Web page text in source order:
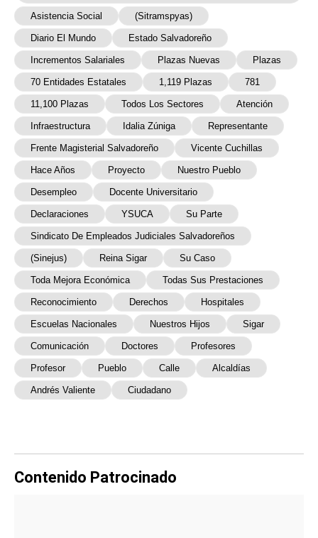
Asistencia Social (Sitramspyas)
Diario El Mundo Estado Salvadoreño
Incrementos Salariales Plazas Nuevas Plazas
70 Entidades Estatales 1,119 Plazas 781
11,100 Plazas Todos Los Sectores Atención
Infraestructura Idalia Zúniga Representante
Frente Magisterial Salvadoreño Vicente Cuchillas
Hace Años Proyecto Nuestro Pueblo
Desempleo Docente Universitario
Declaraciones YSUCA Su Parte
Sindicato De Empleados Judiciales Salvadoreños
(Sinejus) Reina Sigar Su Caso
Toda Mejora Económica Todas Sus Prestaciones
Reconocimiento Derechos Hospitales
Escuelas Nacionales Nuestros Hijos Sigar
Comunicación Doctores Profesores
Profesor Pueblo Calle Alcaldías
Andrés Valiente Ciudadano
Contenido Patrocinado